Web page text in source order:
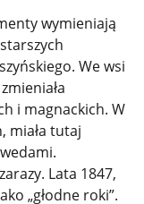
wymieniają
We wsi
i magnackich. W
miała tutaj
Lata 1847,
„głodne roki”.